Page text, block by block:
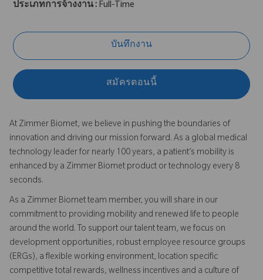
ประเภทการจ้างงาน : Full-Time
บันทึกงาน
สมัครตอนนี้
At Zimmer Biomet, we believe in pushing the boundaries of
innovation and driving our mission forward. As a global medical
technology leader for nearly 100 years, a patient’s mobility is
enhanced by a Zimmer Biomet product or technology every 8
seconds.
As a Zimmer Biomet team member, you will share in our
commitment to providing mobility and renewed life to people
around the world. To support our talent team, we focus on
development opportunities, robust employee resource groups
(ERGs), a flexible working environment, location specific
competitive total rewards, wellness incentives and a culture of